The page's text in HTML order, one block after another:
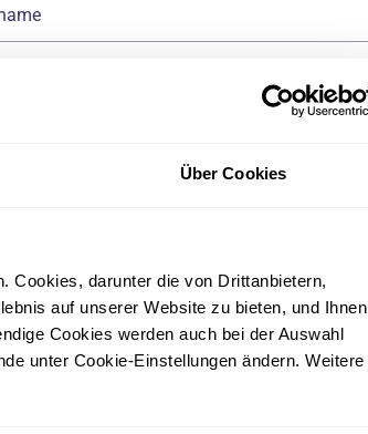
Über Cookies
Cookies, darunter die von Drittanbietern,
auf unserer Website zu bieten, und Ihnen
Cookies werden auch bei der Auswahl
unter Cookie-Einstellungen ändern. Weitere